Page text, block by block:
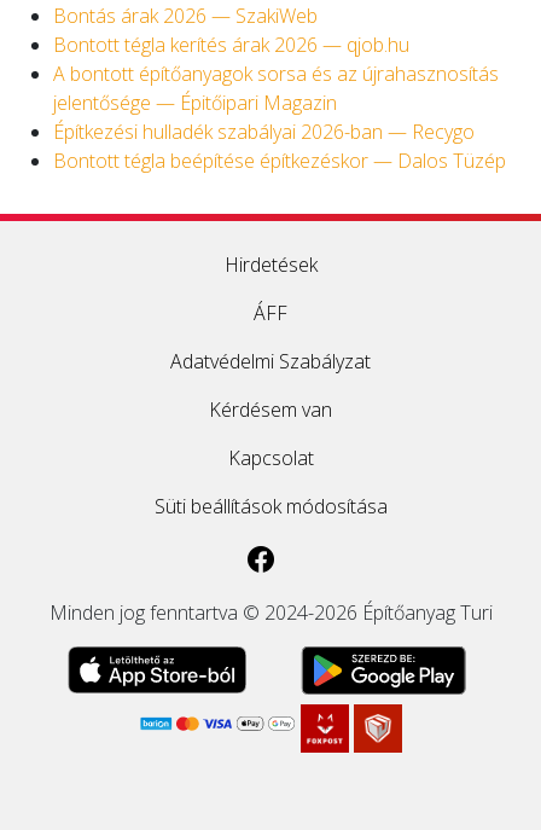
Bontás árak 2026 — SzakiWeb
Bontott tégla kerítés árak 2026 — qjob.hu
A bontott építőanyagok sorsa és az újrahasznosítás
jelentősége — Épitőipari Magazin
Építkezési hulladék szabályai 2026-ban — Recygo
Bontott tégla beépítése építkezéskor — Dalos Tüzép
Hirdetések
ÁFF
Adatvédelmi Szabályzat
Kérdésem van
Kapcsolat
Süti beállítások módosítása
Minden jog fenntartva © 2024-2026 Építőanyag Turi